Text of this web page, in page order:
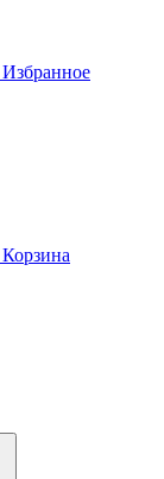
Избранное
Корзина